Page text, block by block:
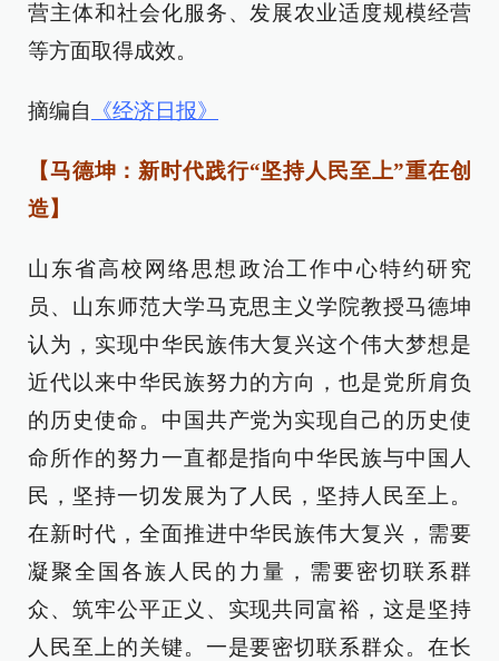
营主体和社会化服务、发展农业适度规模经营
等方面取得成效。
摘编自 《经济日报》
【马德坤：新时代践行“坚持人民至上”重在创
造】
山东省高校网络思想政治工作中心特约研究
员、山东师范大学马克思主义学院教授马德坤
认为，实现中华民族伟大复兴这个伟大梦想是
近代以来中华民族努力的方向，也是党所肩负
的历史使命。中国共产党为实现自己的历史使
命所作的努力一直都是指向中华民族与中国人
民，坚持一切发展为了人民，坚持人民至上。
在新时代，全面推进中华民族伟大复兴，需要
凝聚全国各族人民的力量，需要密切联系群
众、筑牢公平正义、实现共同富裕，这是坚持
人民至上的关键。一是要密切联系群众。在长